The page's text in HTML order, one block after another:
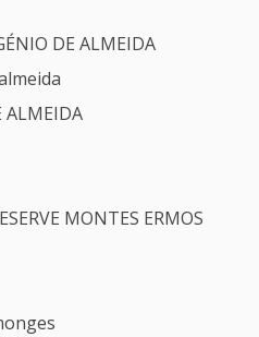
DE ALMEIDA
ALMEIDA
MONTES ERMOS